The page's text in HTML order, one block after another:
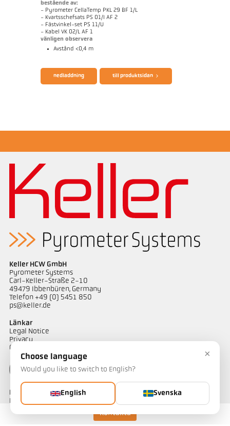
Kontakta
bestående av:
- Pyrometer CellaTemp PKL 29 BF 1/L
- Kvartsschefsats PS 01/I AF 2
- Fästvinkel-set PS 11/U
- Kabel VK 02/L AF 1
vänligen observera
Avstånd <0,4 m
broschyr CellaTemp PK PKF PKL
applikationsrapport Aluminium
nedladdning till produktsidan
Keller HCW GmbH
Pyrometer Systems
Carl-Keller-Straße 2-10
49479 Ibbenbüren, Germany
Telefon +49 (0) 5451 850
ps@keller.de
Länkar
Legal Notice
Privacy
GTC
Kontakt
Har du frågor om våra temperaturmätningslösningar? Vårt team
×
Choose language
Would you like to switch to English?
English Svenska